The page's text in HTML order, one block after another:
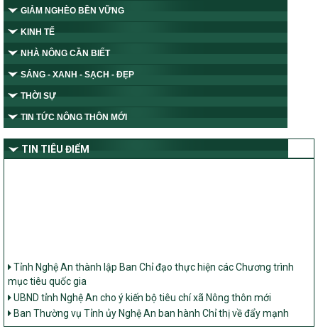
GIẢM NGHÈO BỀN VỮNG
KINH TẾ
NHÀ NÔNG CẦN BIẾT
SÁNG - XANH - SẠCH - ĐẸP
THỜI SỰ
TIN TỨC NÔNG THÔN MỚI
TIN TIÊU ĐIỂM
Tỉnh Nghệ An thành lập Ban Chỉ đạo thực hiện các Chương trình
mục tiêu quốc gia
UBND tỉnh Nghệ An cho ý kiến bộ tiêu chí xã Nông thôn mới
Ban Thường vụ Tỉnh ủy Nghệ An ban hành Chỉ thị về đẩy mạnh
thực hiện Chương trình mục tiêu quốc gia xây dựng nông thôn mới,